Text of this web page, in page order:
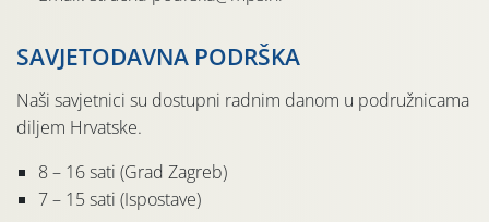
SAVJETODAVNA PODRŠKA
Naši savjetnici su dostupni radnim danom u podružnicama
diljem Hrvatske.
8 – 16 sati (Grad Zagreb)
7 – 15 sati (Ispostave)